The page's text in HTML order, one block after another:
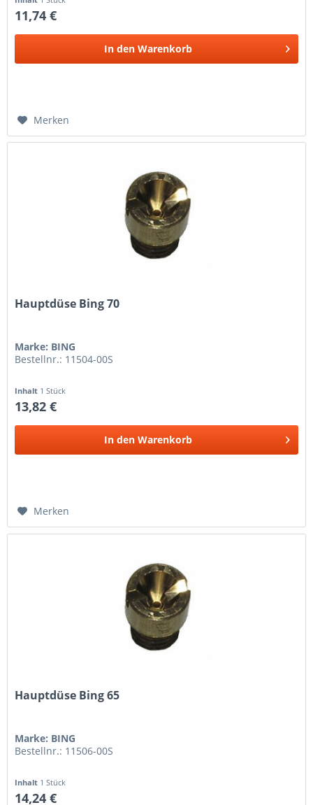
11,74 €
In den Warenkorb
Merken
Hauptdüse Bing 70
Marke: BING
Bestellnr.: 11504-00S
Inhalt 1 Stück
13,82 €
In den Warenkorb
Merken
Hauptdüse Bing 65
Marke: BING
Bestellnr.: 11506-00S
Inhalt 1 Stück
14,24 €